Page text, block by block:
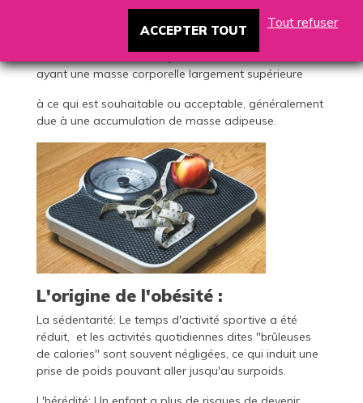
Définition de l'obésité:
ayant une masse corporelle largement supérieure
à ce qui est souhaitable ou acceptable, généralement
due à une accumulation de masse adipeuse.
L'origine de l'obésité :
La sédentarité: Le temps d'activité sportive a été
réduit, et les activités quotidiennes dites "brûleuses
de calories" sont souvent négligées, ce qui induit une
prise de poids pouvant aller jusqu'au surpoids.
ACCEPTER TOUT
Tout refuser